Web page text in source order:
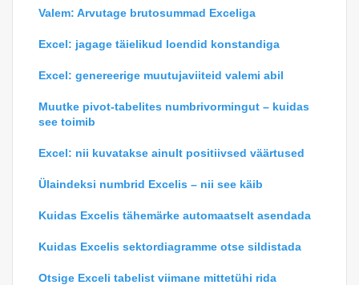
Valem: Arvutage brutosummad Exceliga
Excel: jagage täielikud loendid konstandiga
Excel: genereerige muutujaviiteid valemi abil
Muutke pivot-tabelites numbrivormingut – kuidas
see toimib
Excel: nii kuvatakse ainult positiivsed väärtused
Ülaindeksi numbrid Excelis – nii see käib
Kuidas Excelis tähemärke automaatselt asendada
Kuidas Excelis sektordiagramme otse sildistada
Otsige Exceli tabelist viimane mittetühi rida